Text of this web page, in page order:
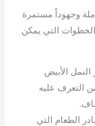
وجهوداً مستمرة
التي يمكن
الأبيض
التعرف عليه
الطعام التي